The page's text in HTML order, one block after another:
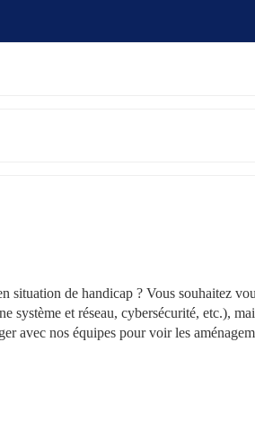
situation de handicap ? Vous souhaitez
système et réseau, cybersécurité, etc.),
avec nos équipes pour voir les